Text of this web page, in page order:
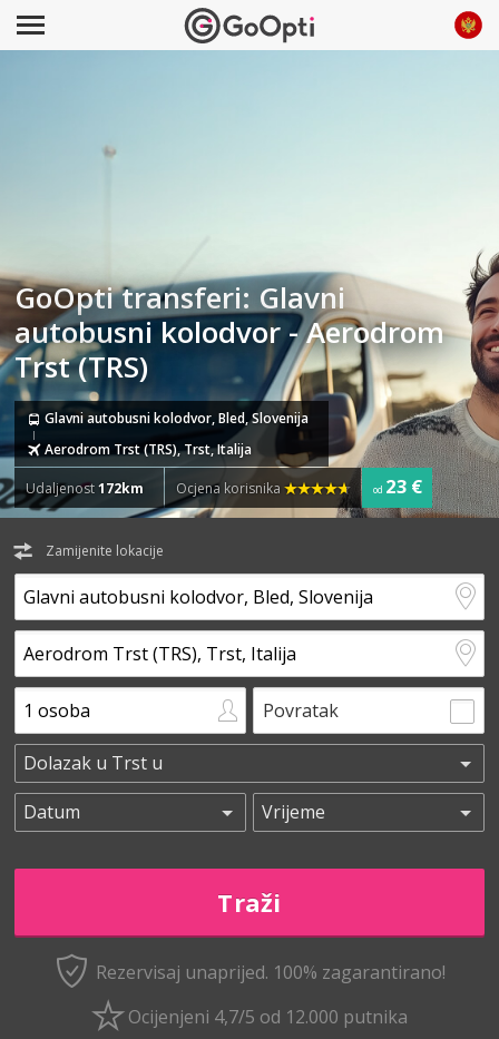
GoOpti transferi: Glavni
autobusni kolodvor - Aerodrom
Trst (TRS)
Glavni autobusni kolodvor, Bled, Slovenija
Aerodrom Trst (TRS), Trst, Italija
Udaljenost172km Ocjena korisnika od 23 €
Zamijenite lokacije
Povratak
Rezervisaj unaprijed. 100% zagarantirano!
Ocijenjeni 4,7/5 od 12.000 putnika